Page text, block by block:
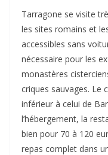
Tarragone se visite
les sites romains et
accessibles sans
nécessaire pour les
monastères
criques sauvages. Le
inférieur à celui de
l’hébergement, la
bien pour 70 à 120
repas complet dans